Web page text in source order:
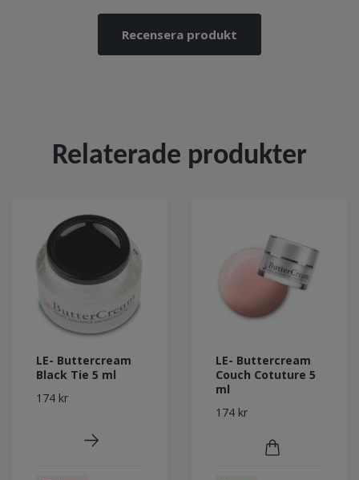
Recensera produkt
Relaterade produkter
LE- Buttercream
Black Tie 5 ml
174 kr
LE- Buttercream
Couch Cotuture 5
ml
174 kr